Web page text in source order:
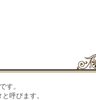
す。
呼びます。